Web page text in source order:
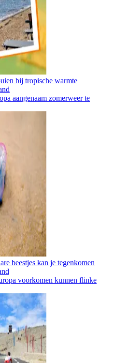
bij tropische warmte
aangenaam zomerweer te
beestjes kan je tegenkomen
voorkomen kunnen flinke